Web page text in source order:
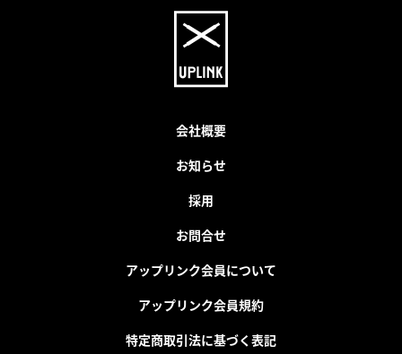
会社概要
お知らせ
採用
お問合せ
アップリンク会員について
アップリンク会員規約
特定商取引法に基づく表記